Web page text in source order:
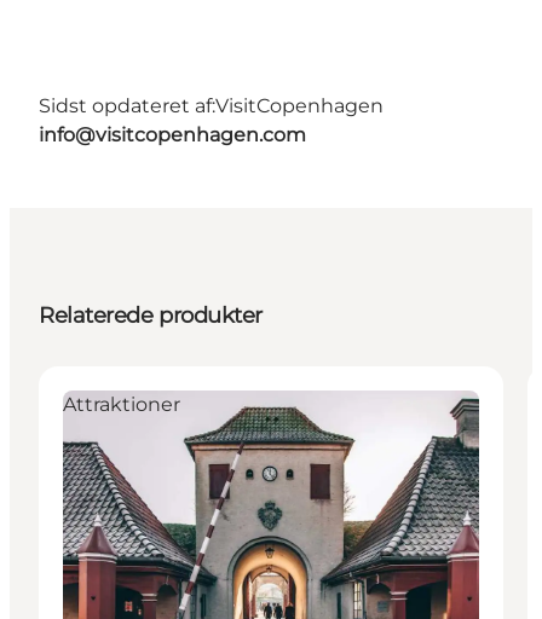
Sidst opdateret af:VisitCopenhagen
info@visitcopenhagen.com
Relaterede produkter
Attraktioner